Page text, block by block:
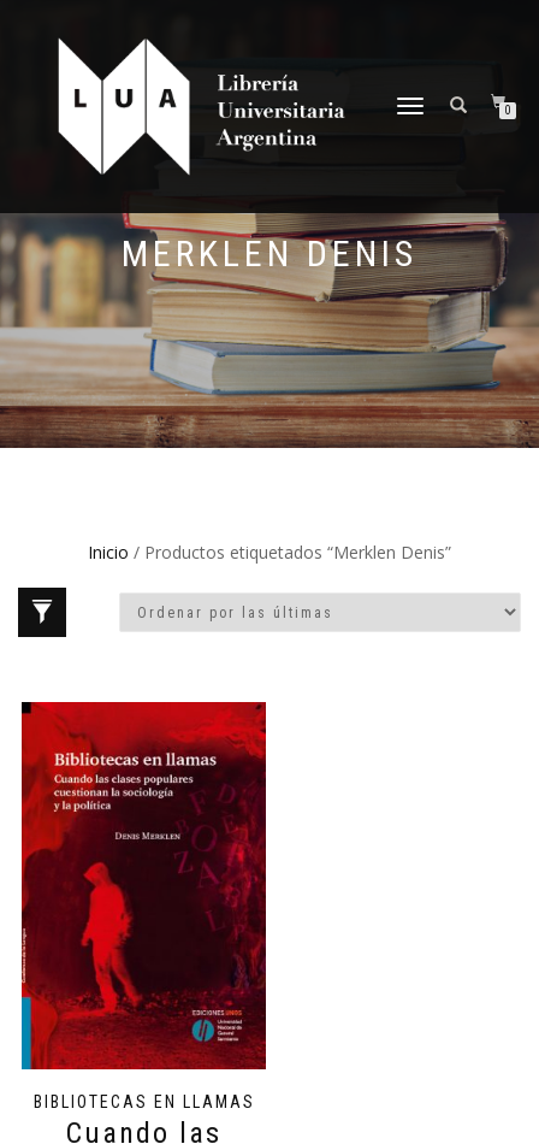
NAVEGACIÓN
0
MERKLEN DENIS
Inicio / Productos etiquetados “Merklen Denis”
BIBLIOTECAS EN LLAMAS
Cuando las